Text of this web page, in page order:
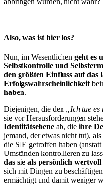
Also, was ist hier los?
Nun, im Wesentlichen geht es
Selbstkontrolle und
den größten Einfluss auf das
Erfolgswahrscheinlichkeit
haben.
Diejenigen, die den
„Ich tue
sie vor Herausforderungen
Identitätsebene ab, die ihre
jemand, der etwas nicht tut), als
die SIE getroffen haben
Umständen kontrollieren zu
das sie als persönlich
sich mit Dingen zu
ermächtigt und damit weniger